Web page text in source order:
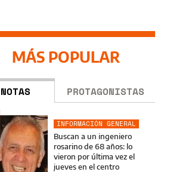
MÁS POPULAR
NOTAS PROTAGONISTAS
INFORMACIÓN GENERAL
Buscan a un ingeniero
rosarino de 68 años: lo
vieron por última vez el
jueves en el centro